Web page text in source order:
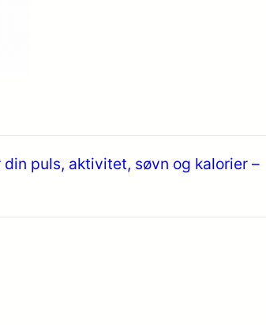
puls, aktivitet, søvn og kalorier –